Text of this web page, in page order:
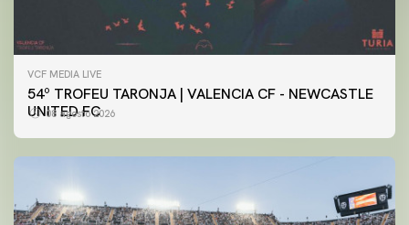
VCF MEDIA LIVE
54º TROFEU TARONJA | VALENCIA CF - NEWCASTLE
UNITED FC
08 agosto 2026